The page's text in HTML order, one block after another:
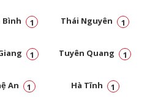
Bình 1 Thái Nguyên 1
1 Tuyên Quang 1
An 1 Hà Tĩnh 1